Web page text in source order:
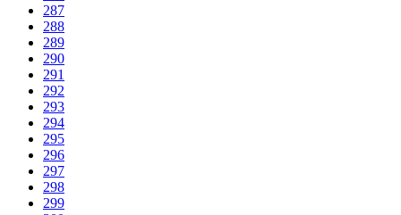
287
288
289
290
291
292
293
294
295
296
297
298
299